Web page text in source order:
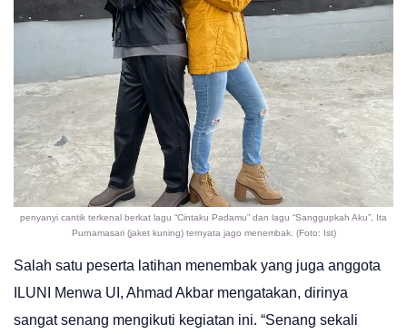
penyanyi cantik terkenal berkat lagu “Cintaku Padamu” dan lagu “Sanggupkah Aku”, Ita
Purnamasari (jaket kuning) ternyata jago menembak. (Foto: Ist)
Salah satu peserta latihan menembak yang juga anggota
ILUNI Menwa UI, Ahmad Akbar mengatakan, dirinya
sangat senang mengikuti kegiatan ini. “Senang sekali